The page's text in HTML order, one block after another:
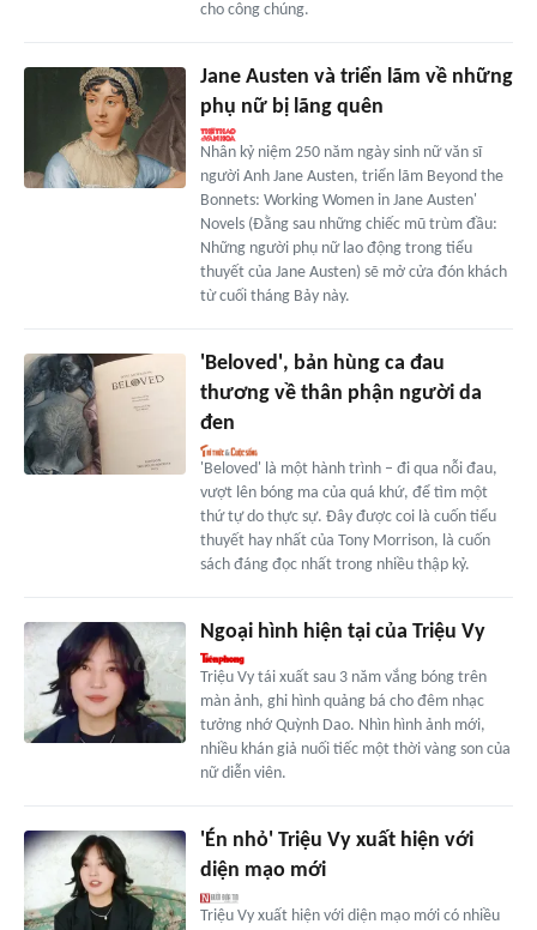
cho công chúng.
Jane Austen và triển lãm về những
phụ nữ bị lãng quên
Nhân kỷ niệm 250 năm ngày sinh nữ văn sĩ
người Anh Jane Austen, triển lãm Beyond the
Bonnets: Working Women in Jane Austen'
Novels (Đằng sau những chiếc mũ trùm đầu:
Những người phụ nữ lao động trong tiểu
thuyết của Jane Austen) sẽ mở cửa đón khách
từ cuối tháng Bảy này.
'Beloved', bản hùng ca đau
thương về thân phận người da
đen
'Beloved' là một hành trình – đi qua nỗi đau,
vượt lên bóng ma của quá khứ, để tìm một
thứ tự do thực sự. Đây được coi là cuốn tiểu
thuyết hay nhất của Tony Morrison, là cuốn
sách đáng đọc nhất trong nhiều thập kỷ.
Ngoại hình hiện tại của Triệu Vy
Triệu Vy tái xuất sau 3 năm vắng bóng trên
màn ảnh, ghi hình quảng bá cho đêm nhạc
tưởng nhớ Quỳnh Dao. Nhìn hình ảnh mới,
nhiều khán giả nuối tiếc một thời vàng son của
nữ diễn viên.
'Én nhỏ' Triệu Vy xuất hiện với
diện mạo mới
Triệu Vy xuất hiện với diện mạo mới có nhiều